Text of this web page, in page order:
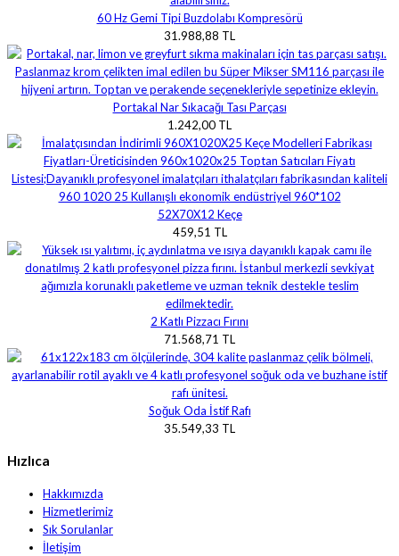
60 Hz Gemi Tipi Buzdolabı Kompresörü
31.988,88 TL
Portakal Nar Sıkacağı Tası Parçası
1.242,00 TL
52X70X12 Keçe
459,51 TL
2 Katlı Pizzacı Fırını
71.568,71 TL
Soğuk Oda İstif Rafı
35.549,33 TL
Hızlıca
Hakkımızda
Hizmetlerimiz
Sık Sorulanlar
İletişim